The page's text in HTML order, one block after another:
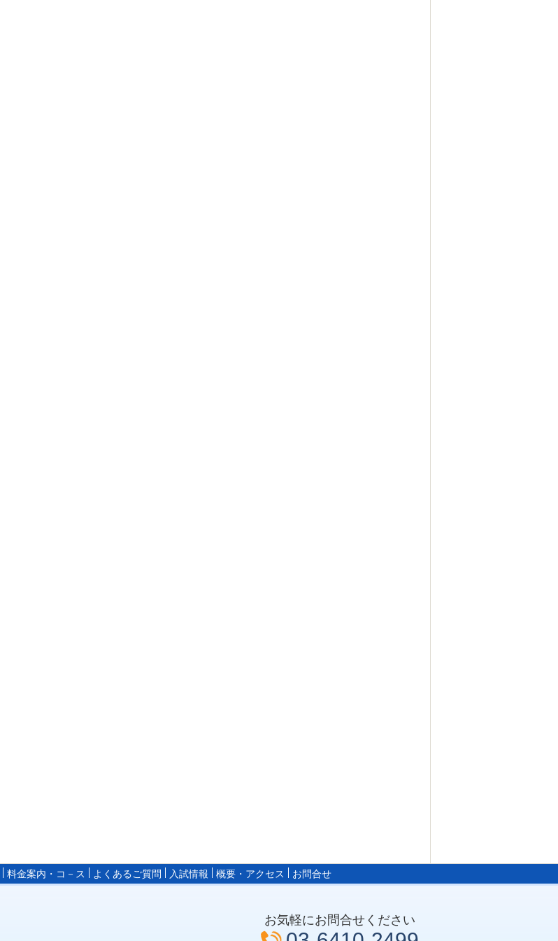
料金案内・コ－ス よくあるご質問 入試情報 概要・アクセス お問合せ
お気軽にお問合せください